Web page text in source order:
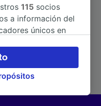
115 socios
a información del
únicos en
tus preferencias
el derecho de
interés legítimo o,